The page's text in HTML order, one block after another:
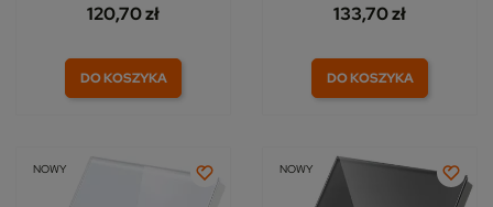
120,70 zł
DO KOSZYKA
133,70 zł
DO KOSZYKA
NOWY NOWY